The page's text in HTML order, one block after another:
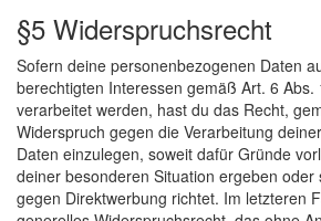
§5 Widerspruchsrecht
Sofern deine personenbezogenen Daten
berechtigten Interessen gemäß Art. 6 Abs.
verarbeitet werden, hast du das Recht,
Widerspruch gegen die Verarbeitung
Daten einzulegen, soweit dafür Gründe
deiner besonderen Situation ergeben oder
gegen Direktwerbung richtet. Im letzteren